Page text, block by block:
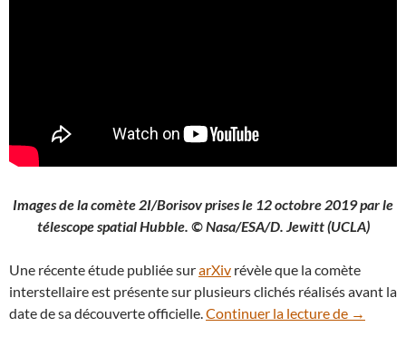
Images de la comète 2I/Borisov prises le 12 octobre 2019 par le
télescope spatial Hubble. © Nasa/ESA/D. Jewitt (UCLA)
Une récente étude publiée surarXiv révèle que la comète
interstellaire est présente sur plusieurs clichés réalisés avant la
date de sa découverte officielle.Continuer la lecture de Comète
→